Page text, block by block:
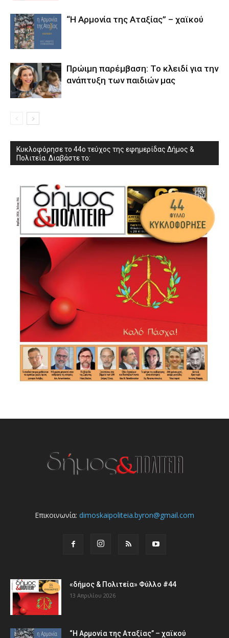
“Η Αρμονία της Αταξίας” – χαϊκού
Πρώιμη παρέμβαση: Το κλειδί για την
ανάπτυξη των παιδιών µας
Κυκλοφόρησε το 44ο τεύχος της εφημερίδας Δήμος &
Πολιτεία. Διαβάστε το:
Επικοινωνία: dimoskaipoliteia.byron@gmail.com
«δήμος & Πολιτεία» Φύλλο #44
13 Απριλίου 2026
“Η Αρμονία της Αταξίας” – χαϊκού